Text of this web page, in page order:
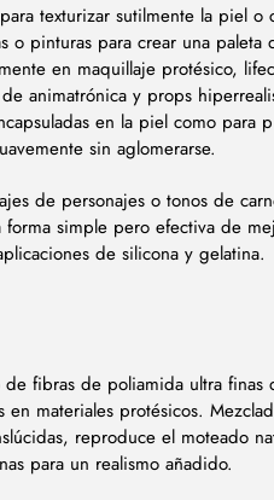
texturizar sutilmente la piel o
o pinturas para crear una paleta
en maquillaje protésico,
animatrónica y props
en la piel como para
sin aglomerarse.
de personajes o tonos de
simple pero efectiva de
de silicona y gelatina.
fibras de poliamida ultra finas
en materiales protésicos.
reproduce el moteado
para un realismo añadido.